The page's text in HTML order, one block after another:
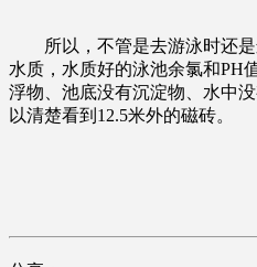
所以，不管是去游泳时还是
水质，水质好的泳池余氯和PH
浮物、池底没有沉淀物、水中
以清楚看到12.5米外的磁砖。